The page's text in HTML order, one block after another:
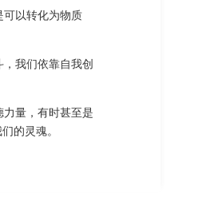
可以转化为物质
我们依靠自我创
量，有时甚至是
的灵魂。